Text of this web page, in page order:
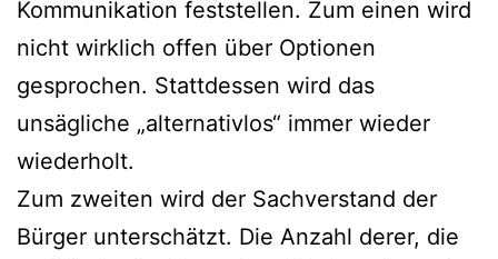
Kommunikation feststellen. Zum einen wird
nicht wirklich offen über Optionen
gesprochen. Stattdessen wird das
unsägliche „alternativlos“ immer wieder
wiederholt.
Zum zweiten wird der Sachverstand der
Bürger unterschätzt. Die Anzahl derer, die